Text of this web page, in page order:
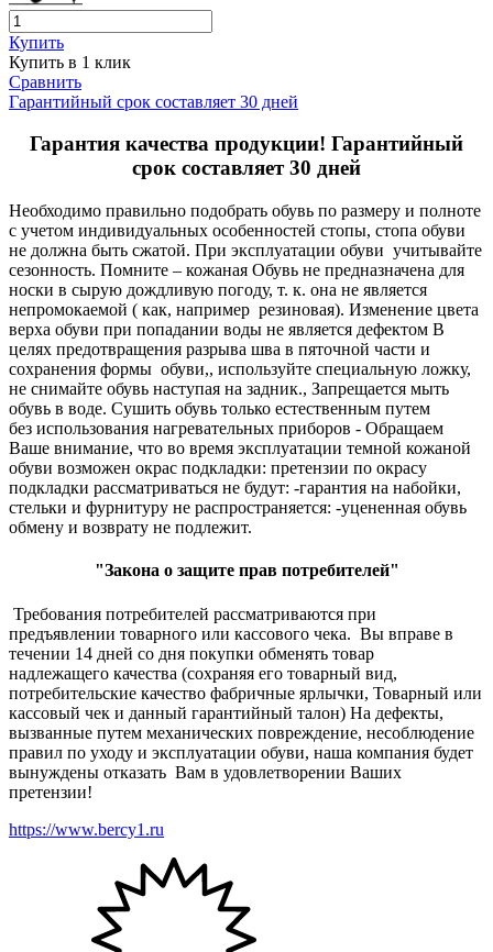
Купить
Купить в 1 клик
Сравнить
Гарантийный срок составляет 30 дней
Гарантия качества продукции! Гарантийный
срок составляет 30 дней
Необходимо правильно подобрать обувь по размеру и полноте
с учетом индивидуальных особенностей стопы, стопа обуви
не должна быть сжатой. При эксплуатации обуви учитывайте
сезонность. Помните – кожаная Обувь не предназначена для
носки в сырую дождливую погоду, т. к. она не является
непромокаемой ( как, например резиновая). Изменение цвета
верха обуви при попадании воды не является дефектом В
целях предотвращения разрыва шва в пяточной части и
сохранения формы обуви,, используйте специальную ложку,
не снимайте обувь наступая на задник., Запрещается мыть
обувь в воде. Сушить обувь только естественным путем
без использования нагревательных приборов - Обращаем
Ваше внимание, что во время эксплуатации темной кожаной
обуви возможен окрас подкладки: претензии по окрасу
подкладки рассматриваться не будут: -гарантия на набойки,
стельки и фурнитуру не распространяется: -уцененная обувь
обмену и возврату не подлежит.
"Закона о защите прав потребителей"
Требования потребителей рассматриваются при
предъявлении товарного или кассового чека. Вы вправе в
течении 14 дней со дня покупки обменять товар
надлежащего качества (сохраняя его товарный вид,
потребительские качество фабричные ярлычки, Товарный или
кассовый чек и данный гарантийный талон) На дефекты,
вызванные путем механических повреждение, несоблюдение
правил по уходу и эксплуатации обуви, наша компания будет
вынуждены отказать Вам в удовлетворении Ваших
претензии!
https://www.bercy1.ru